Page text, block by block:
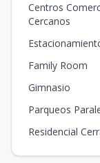
Centros
Cercanos
Family Room
Gimnasio
Parqueos
Residencial